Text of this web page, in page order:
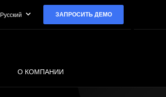
ЗАПРОСИТЬ ДЕМО
Русский
О КОМПАНИИ